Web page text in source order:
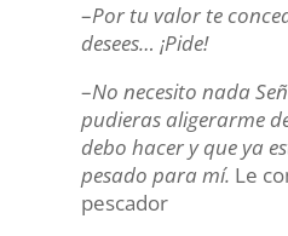
–Por tu valor te
desees… ¡Pide!
–No necesito nada
pudieras aligerarme
debo hacer y que ya
pesado para mí. Le
pescador